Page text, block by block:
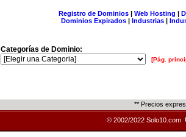
Registro de Dominios| Web Hosting |
Dominios Expirados | Industrias |
Categorías de Dominio:
[Pág.
** Precios
© 2002/2022 Solo10.com